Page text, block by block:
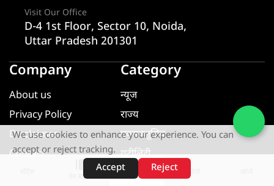
वेब स्टोरीज़
Visit Our Office
D-4 1st Floor, Sector 10, Noida,
Uttar Pradesh 201301
Company
About us
Privacy Policy
Disclaimer
Contact
Category
न्यूज
राज्य
एक्सक्लूसिव
यूटीलिटी
खेल
We use cookies to enhance your experience. You can
accept or reject tracking.
Accept
Reject